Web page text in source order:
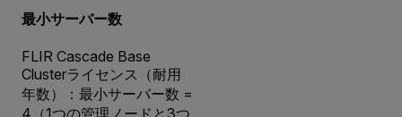
最小サーバー数
FLIR Cascade Base
Clusterライセンス（耐用
年数）：最小サーバー数 =